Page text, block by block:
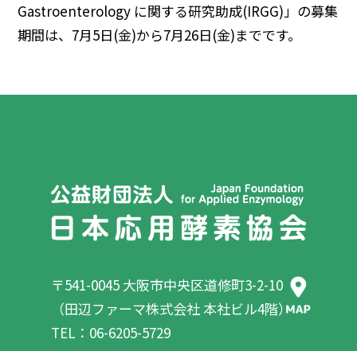
Gastroenterology に関する研究助成(IRGG)」の募集
期間は、7月5日(金)から7月26日(金)までです。
〒541-0045 大阪市中央区道修町3-2-10
（田辺ファーマ株式会社 本社ビル4階）
TEL：06-6205-5729